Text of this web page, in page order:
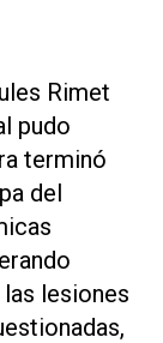
Rimet
pudo
terminó
del
lesiones